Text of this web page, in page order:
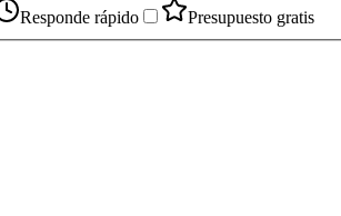
Responde rápido Presupuesto gratis